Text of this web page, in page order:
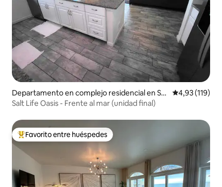
Departamento en complejo residencial en Sat
ellite Beach
Calificación
4,93 (119)
Salt Life Oasis - Frente al mar (unidad final)
Favorito entre los huéspedes más destacados
Favorito entre huéspedes